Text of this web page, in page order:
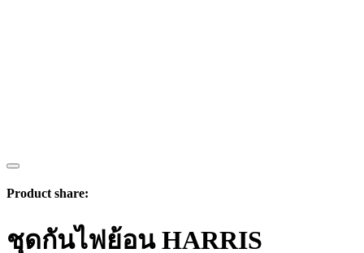
Product share:
ชุดกันไฟย้อน HARRIS